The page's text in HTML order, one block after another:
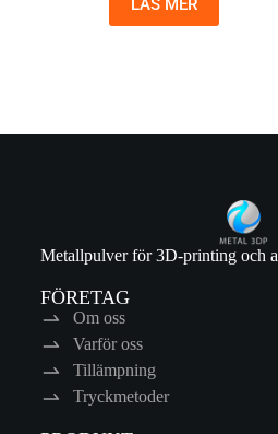
LÄS MER
Metallpulver för 3D-printing och
FÖRETAG
Om oss
Varför oss
Tillämpning
Tryckmetoder